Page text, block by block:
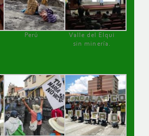
Perú
Valle del Elqui
sin minería.